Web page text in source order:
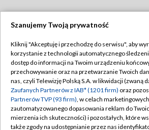
TVP
Abonament TVP
Emisja w TVP
Centrum informacji TVP
Naziemna Telewizja Cyfrowa
Regulamin TVP
Polityka
Moje zgody
Pomoc
Szanujemy Twoją prywatność
Kliknij "Akceptuję i przechodzę do serwisu", aby
korzystanie z technologii automatycznego
dostęp do informacji na Twoim urządzeniu
przechowywanie oraz na przetwarzanie Twoich
nas, czyli Telewizję Polską S.A. w likwidacji (zwaną
Zaufanych Partnerów z IAB* (1201 firm) oraz
Partnerów TVP (93 firm), w celach
zautomatyzowanego dopasowania reklam do
mierzenia ich skuteczności) i pozostałych, które
także zgody na udostępnianie przez nas